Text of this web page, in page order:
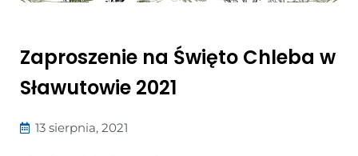
Zaproszenie na Święto Chleba w
Sławutowie 2021
13 sierpnia, 2021